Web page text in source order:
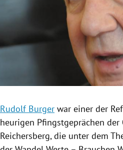
Untermenü
Untermenü
Untermenü
Untermenü
Rudolf Burger war einer der
heurigen Pfingstgeprächen der
Reichersberg, die unter dem